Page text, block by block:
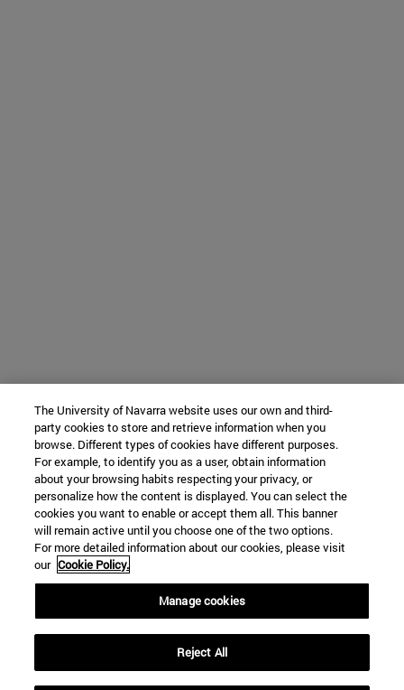
The University of Navarra website uses our own and third-
party cookies to store and retrieve information when you
browse. Different types of cookies have different purposes.
For example, to identify you as a user, obtain information
about your browsing habits respecting your privacy, or
personalize how the content is displayed. You can select the
cookies you want to enable or accept them all. This banner
will remain active until you choose one of the two options.
For more detailed information about our cookies, please visit
our Cookie Policy.
Manage cookies
Reject All